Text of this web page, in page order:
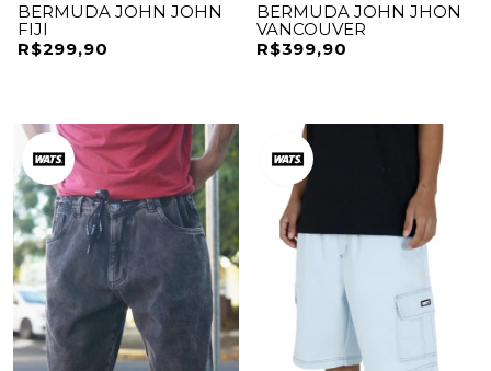
BERMUDA JOHN JOHN
FIJI
R$299,90
BERMUDA JOHN JHON
VANCOUVER
R$399,90